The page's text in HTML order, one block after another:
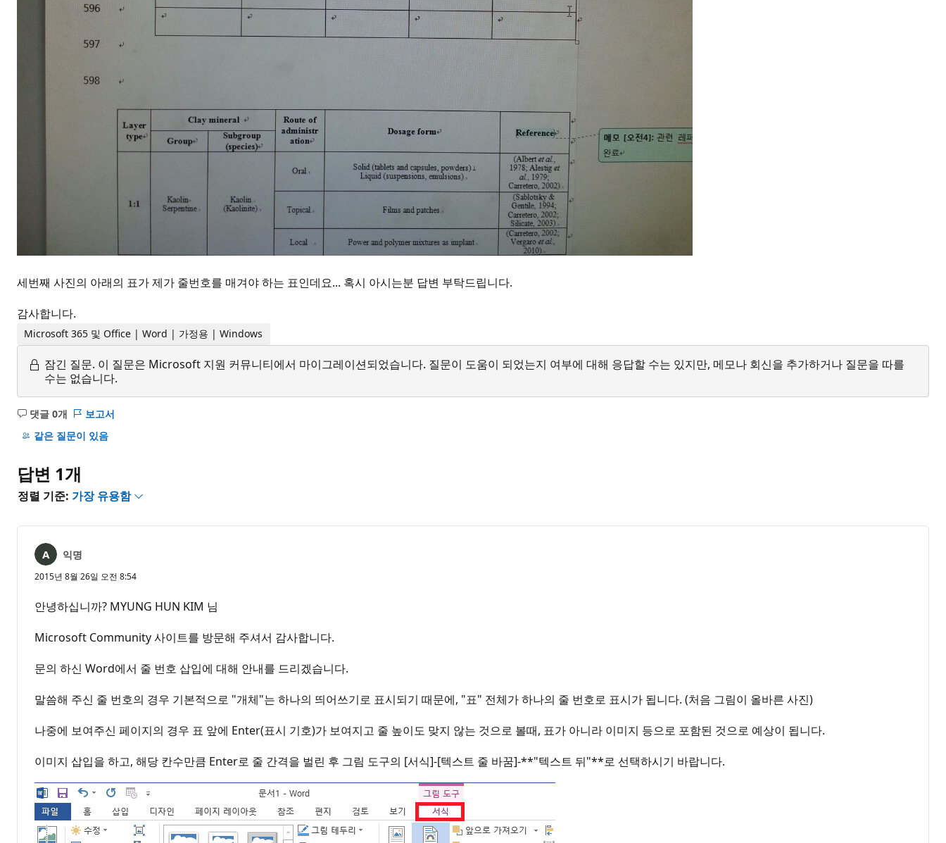
세번째 사진의 아래의 표가 제가 줄번호를 매겨야 하는 표인데요... 혹시 아시는분 답변 부탁드립니다.
감사합니다.
Microsoft 365 및 Office | Word | 가정용 | Windows
잠긴 질문. 이 질문은 Microsoft 지원 커뮤니티에서 마이그레이션되었습니다. 질문이 도움이 되었는지 여부에 대해 응답할 수는 있지만, 메모나 회신을 추가하거나 질문을 따를
수는 없습니다.
댓글 0개
설
명
음
보고서
같은 질문이 있음
답변 1개
정렬 기준: 가장 유용함
익명
2015년 8월 26일 오전 8:54
안녕하십니까? MYUNG HUN KIM 님
Microsoft Community 사이트를 방문해 주셔서 감사합니다.
문의 하신 Word에서 줄 번호 삽입에 대해 안내를 드리겠습니다.
말씀해 주신 줄 번호의 경우 기본적으로 "개체"는 하나의 띄어쓰기로 표시되기 때문에, "표" 전체가 하나의 줄 번호로 표시가 됩니다. (처음 그림이 올바른 사진)
나중에 보여주신 페이지의 경우 표 앞에 Enter(표시 기호)가 보여지고 줄 높이도 맞지 않는 것으로 볼때, 표가 아니라 이미지 등으로 포함된 것으로 예상이 됩니다.
이미지 삽입을 하고, 해당 칸수만큼 Enter로 줄 간격을 벌린 후 그림 도구의 [서식]-[텍스트 줄 바꿈]-**"텍스트 뒤"**로 선택하시기 바랍니다.